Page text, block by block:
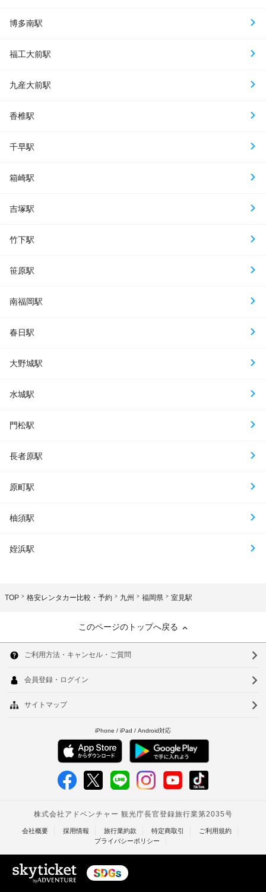
博多南駅
福工大前駅
九産大前駅
香椎駅
千早駅
箱崎駅
吉塚駅
竹下駅
笹原駅
南福岡駅
春日駅
大野城駅
水城駅
門松駅
長者原駅
原町駅
柚須駅
姪浜駅
TOP 格安レンタカー比較・予約 九州 福岡県 室見駅
このページのトップへ戻る